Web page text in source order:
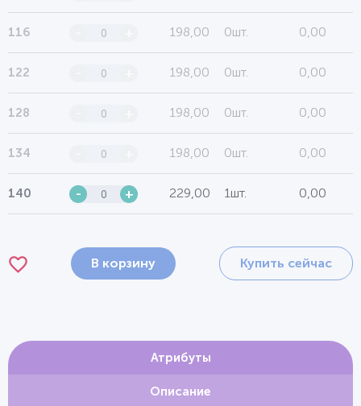
116 198,00 0шт. 0,00
122 198,00 0шт. 0,00
128 198,00 0шт. 0,00
134 198,00 0шт. 0,00
140 - + 229,00 1шт. 0,00
В корзину Купить сейчас
Атрибуты
Описание